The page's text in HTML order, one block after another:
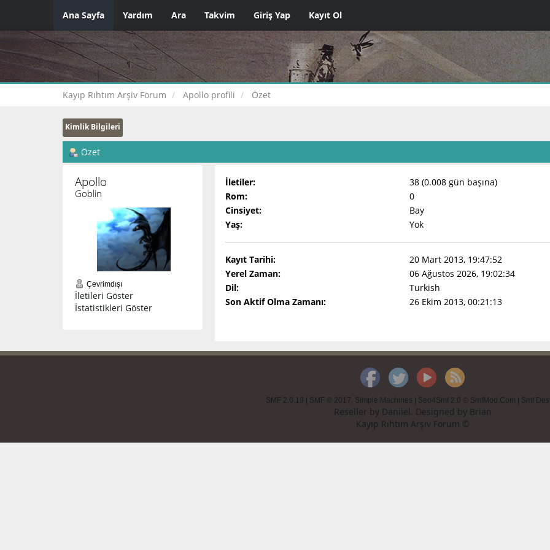
Ana Sayfa Yardım Ara Takvim Giriş Yap Kayıt Ol
Kayıp Rıhtım Arşiv Forum Apollo profili Özet
Kimlik Bilgileri
Özet
Apollo
Goblin
Çevrimdışı
İletileri Göster
İstatistikleri Göster
İletiler:
38 (0.008 gün başına)
Rom:
0
Cinsiyet:
Bay
Yaş:
Yok
Kayıt Tarihi:
20 Mart 2013, 19:47:52
Yerel Zaman:
06 Ağustos 2026, 19:02:34
Dil:
Turkish
Son Aktif Olma Zamanı:
26 Ekim 2013, 00:21:13
SMF 2.0.19 | SMF © 2017 Simple Machines | Seo4Smf 2.0 © SmfMod.Com | Smf
Reseller by Daniiel. Designed by Brian
Kayıp Rıhtım Arşiv Forum ©